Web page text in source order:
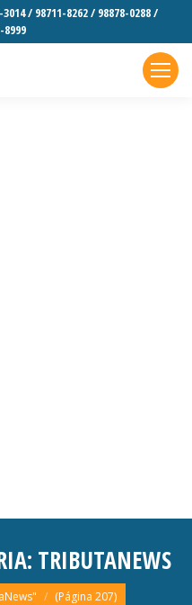
/ 98711-8262 / 98878-0288 /
8999
TRIBUTANEWS
(Página 207)